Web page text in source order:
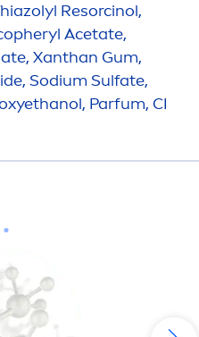
Resorcinol,
Acetate,
Xanthan Gum,
Sodium Sulfate,
Parfum, CI